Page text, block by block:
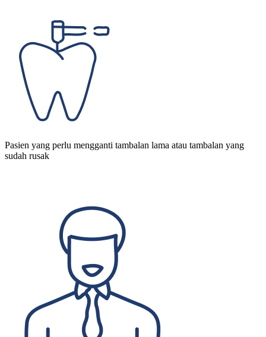
Pasien yang perlu mengganti tambalan lama atau tambalan yang
sudah rusak